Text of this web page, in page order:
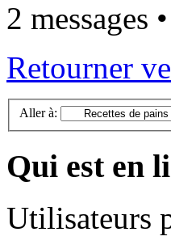
2 messages
Retourner
Aller à:
Qui est en
Utilisateurs